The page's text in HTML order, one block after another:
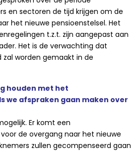
en sectoren de tijd krijgen om de
het nieuwe pensioenstelsel. Het
t.z.t. zijn aangepast aan
Het is de verwachting dat
worden gemaakt in de
houden met het
we afspraken gaan maken over
Er komt een
de overgang naar het nieuwe
zullen gecompenseerd gaan